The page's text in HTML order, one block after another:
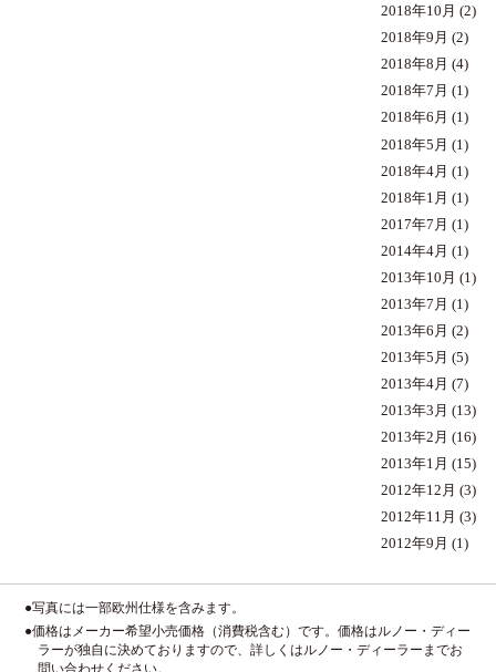
2018年10月 (2)
2018年9月 (2)
2018年8月 (4)
2018年7月 (1)
2018年6月 (1)
2018年5月 (1)
2018年4月 (1)
2018年1月 (1)
2017年7月 (1)
2014年4月 (1)
2013年10月 (1)
2013年7月 (1)
2013年6月 (2)
2013年5月 (5)
2013年4月 (7)
2013年3月 (13)
2013年2月 (16)
2013年1月 (15)
2012年12月 (3)
2012年11月 (3)
2012年9月 (1)
●写真には一部欧州仕様を含みます。
●価格はメーカー希望小売価格（消費税含む）です。価格はルノー・ディー
ラーが独自に決めておりますので、詳しくはルノー・ディーラーまでお
問い合わせください。